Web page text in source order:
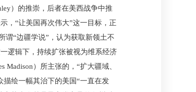
）的推崇，后者在美西战争中推
，“让美国再次伟大”这一目标，正
谓“边疆学说”，认为获取新领土不
逻辑下，持续扩张被视为维系经济
）所主张的，“扩大疆域、
描绘一幅其治下的美国“一直在发